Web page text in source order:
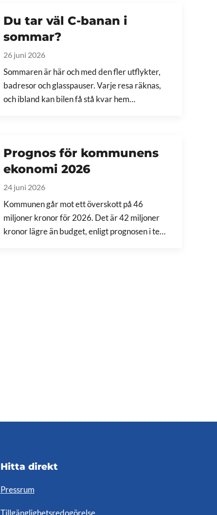
Du tar väl C-banan i
sommar?
26 juni 2026
Sommaren är här och med den fler utflykter,
badresor och glasspauser. Varje resa räknas,
och ibland kan bilen få stå kvar hem…
Prognos för kommunens
ekonomi 2026
24 juni 2026
Kommunen går mot ett överskott på 46
miljoner kronor för 2026. Det är 42 miljoner
kronor lägre än budget, enligt prognosen i te…
Hitta direkt
Pressrum
Tillgänglighetsredogörelse